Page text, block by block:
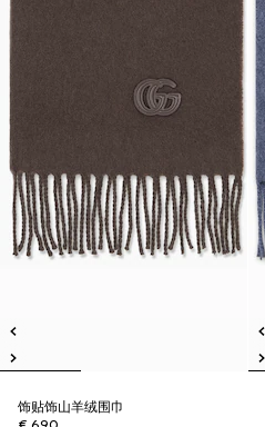
饰贴饰山羊绒围巾